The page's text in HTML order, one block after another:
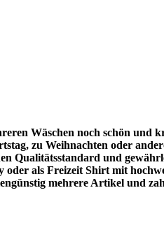
Wäschen noch schön und
zu Weihnachten oder
Qualitätsstandard und
als Freizeit Shirt mit
mehrere Artikel und